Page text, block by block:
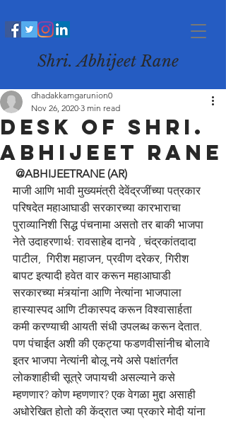
Shri. Abhijeet Rane
desk of Shri.
Abhijeet Rane
dhadakkamgarunion0
Nov 26, 2020 3 min read
@ABHIJEETRANE (AR)
माजी आणि भावी मुख्यमंत्री देवेंद्रजींच्या पत्रकार
परिषदेत महाआघाडी सरकारच्या कारभाराचा
पुराव्यानिशी सिद्ध पंचनामा असतो तर बाकी भाजपा
नेते उदाहरणार्थ: रावसाहेब दानवे , चंद्रकांतदादा
पाटील,  गिरीश महाजन, प्रवीण दरेकर, गिरीश
बापट इत्यादी हवेत वार करून महाआघाडी
सरकारच्या मंत्र्यांना आणि नेत्यांना भाजपाला
हास्यास्पद आणि टीकास्पद करून विश्वासार्हता
कमी करण्याची आयती संधी उपलब्ध करून देतात.
पण पंचाईत अशी की एकट्या फडणवीसांनीच बोलावे
इतर भाजपा नेत्यांनी बोलू नये असे पक्षांतर्गत
लोकशाहीची सूत्रे जपायची असल्याने कसे
म्हणणार? कोण म्हणणार? एक वेगळा मुद्दा असाही
अधोरेखित होतो की केंद्रात ज्या प्रकारे मोदी यांना